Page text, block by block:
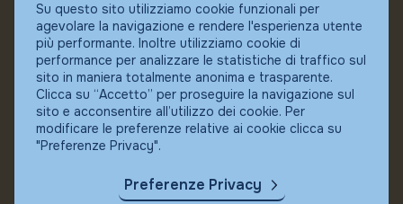
© Fundstore
Collocatore autorizzato:
Banca Ifigest SpA
P.Iva: 04337180485
Su questo sito utilizziamo cookie funzionali per
agevolare la navigazione e rendere l'esperienza utente
più performante. Inoltre utilizziamo cookie di
performance per analizzare le statistiche di traffico sul
sito in maniera totalmente anonima e trasparente.
Clicca su “Accetto” per proseguire la navigazione sul
sito e acconsentire all’utilizzo dei cookie. Per
modificare le preferenze relative ai cookie clicca su
"Preferenze Privacy".
Preferenze Privacy